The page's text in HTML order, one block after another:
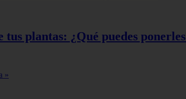
plantas: ¿Qué puedes
»